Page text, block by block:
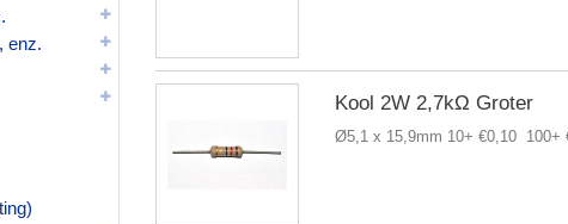
enz.
Kool 2W 2,7kΩ Groter
Ø5,1 x 15,9mm 10+ €0,10 100+